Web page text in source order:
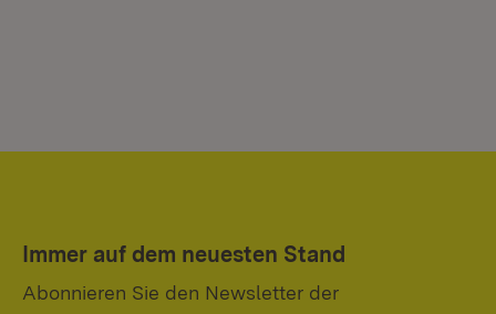
Immer auf dem neuesten Stand
Abonnieren Sie den Newsletter der